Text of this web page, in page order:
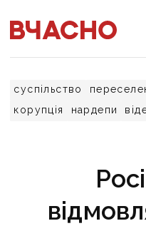
суспільство
корупція
нардепи